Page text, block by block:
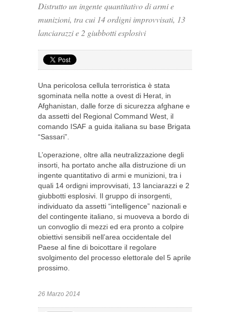
Distrutto un ingente quantitativo di armi e
munizioni, tra cui 14 ordigni improvvisati, 13
lanciarazzi e 2 giubbotti esplosivi
Una pericolosa cellula terroristica è stata
sgominata nella notte a ovest di Herat, in
Afghanistan, dalle forze di sicurezza afghane e
da assetti del Regional Command West, il
comando ISAF a guida italiana su base Brigata
“Sassari”.
L’operazione, oltre alla neutralizzazione degli
insorti, ha portato anche alla distruzione di un
ingente quantitativo di armi e munizioni, tra i
quali 14 ordigni improvvisati, 13 lanciarazzi e 2
giubbotti esplosivi. Il gruppo di insorgenti,
individuato da assetti “intelligence” nazionali e
del contingente italiano, si muoveva a bordo di
un convoglio di mezzi ed era pronto a colpire
obiettivi sensibili nell’area occidentale del
Paese al fine di boicottare il regolare
svolgimento del processo elettorale del 5 aprile
prossimo.
26 Marzo 2014